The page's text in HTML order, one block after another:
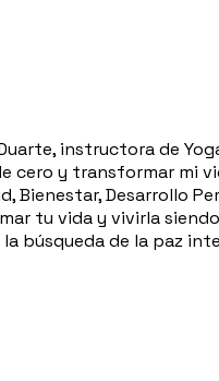
instructora de
cero y transformar mi
Bienestar, Desarrollo
tu vida y vivirla
búsqueda de la paz